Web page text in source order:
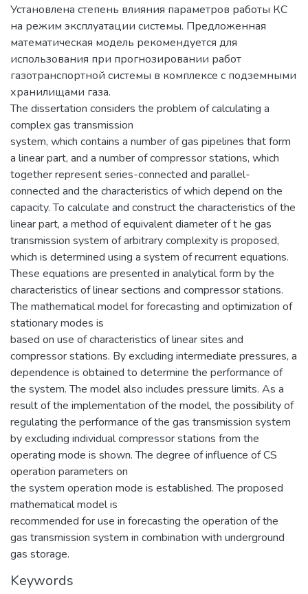
Установлена степень влияния параметров работы КС
на режим эксплуатации системы. Предложенная
математическая модель рекомендуется для
использования при прогнозировании работ
газотранспортной системы в комплексе с подземными
хранилищами газа.
The dissertation considers the problem of calculating a
complex gas transmission
system, which contains a number of gas pipelines that form
a linear part, and a number of compressor stations, which
together represent series-connected and parallel-
connected and the characteristics of which depend on the
capacity. To calculate and construct the characteristics of the
linear part, a method of equivalent diameter of t he gas
transmission system of arbitrary complexity is proposed,
which is determined using a system of recurrent equations.
These equations are presented in analytical form by the
characteristics of linear sections and compressor stations.
The mathematical model for forecasting and optimization of
stationary modes is
based on use of characteristics of linear sites and
compressor stations. By excluding intermediate pressures, a
dependence is obtained to determine the performance of
the system. The model also includes pressure limits. As a
result of the implementation of the model, the possibility of
regulating the performance of the gas transmission system
by excluding individual compressor stations from the
operating mode is shown. The degree of influence of CS
operation parameters on
the system operation mode is established. The proposed
mathematical model is
recommended for use in forecasting the operation of the
gas transmission system in combination with underground
gas storage.
Keywords